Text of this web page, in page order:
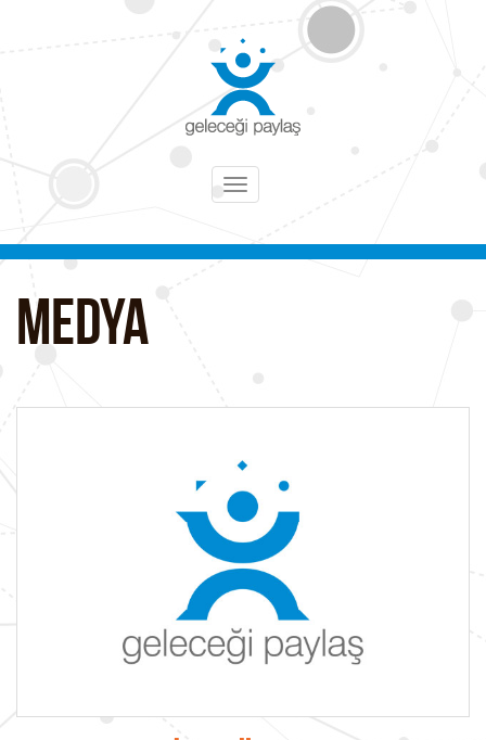
Toggle
MEDYA